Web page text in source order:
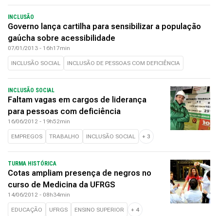
INCLUSÃO
Governo lança cartilha para sensibilizar a população
gaúcha sobre acessibilidade
07/01/2013 - 16h17min
INCLUSÃO SOCIAL INCLUSÃO DE PESSOAS COM DEFICIÊNCIA
INCLUSÃO SOCIAL
Faltam vagas em cargos de liderança
para pessoas com deficiência
16/06/2012 - 19h52min
EMPREGOS TRABALHO INCLUSÃO SOCIAL + 3
TURMA HISTÓRICA
Cotas ampliam presença de negros no
curso de Medicina da UFRGS
14/06/2012 - 08h34min
EDUCAÇÃO UFRGS ENSINO SUPERIOR + 4